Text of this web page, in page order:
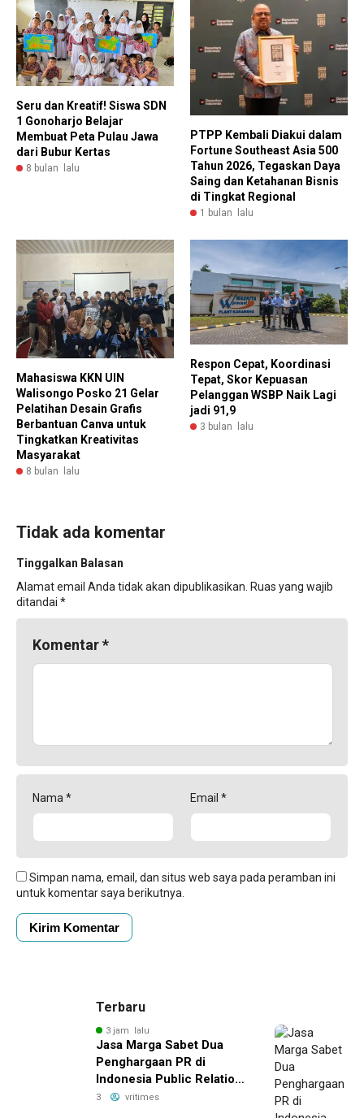
Seru dan Kreatif! Siswa SDN
1 Gonoharjo Belajar
Membuat Peta Pulau Jawa
dari Bubur Kertas
8 bulan lalu
PTPP Kembali Diakui dalam
Fortune Southeast Asia 500
Tahun 2026, Tegaskan Daya
Saing dan Ketahanan Bisnis
di Tingkat Regional
1 bulan lalu
Mahasiswa KKN UIN
Walisongo Posko 21 Gelar
Pelatihan Desain Grafis
Berbantuan Canva untuk
Tingkatkan Kreativitas
Masyarakat
8 bulan lalu
Respon Cepat, Koordinasi
Tepat, Skor Kepuasan
Pelanggan WSBP Naik Lagi
jadi 91,9
3 bulan lalu
Tidak ada komentar
Tinggalkan Balasan
Alamat email Anda tidak akan dipublikasikan. Ruas yang wajib
ditandai *
Komentar*
Nama * Email *
Simpan nama, email, dan situs web saya pada peramban ini
untuk komentar saya berikutnya.
Terbaru
3 jam lalu
Jasa Marga Sabet Dua
Penghargaan PR di
Indonesia Public Relations
Summit 2026
3 vritimes